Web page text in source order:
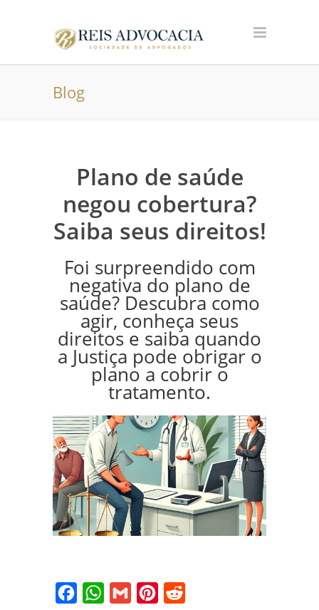
Blog
Plano de saúde
negou cobertura?
Saiba seus direitos!
Foi surpreendido com
negativa do plano de
saúde? Descubra como
agir, conheça seus
direitos e saiba quando
a Justiça pode obrigar o
plano a cobrir o
tratamento.